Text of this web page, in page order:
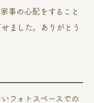
事の心配をすること
ました。ありがとう
フォトスペースでの